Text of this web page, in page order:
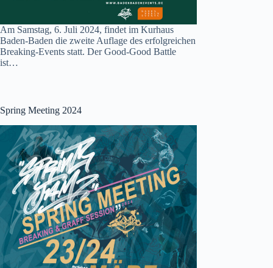
Am Samstag, 6. Juli 2024, findet im Kurhaus
Baden-Baden die zweite Auflage des erfolgreichen
Breaking-Events statt. Der Good-Good Battle
ist…
Spring Meeting 2024